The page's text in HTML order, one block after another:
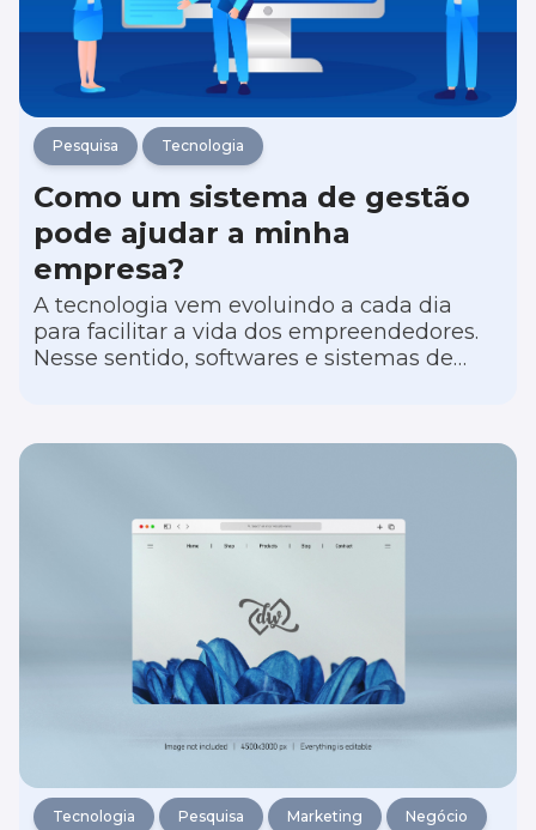
Pesquisa Tecnologia
Como um sistema de gestão
pode ajudar a minha
empresa?
A tecnologia vem evoluindo a cada dia
para facilitar a vida dos empreendedores.
Nesse sentido, softwares e sistemas de
operacionais e auxiliar na visibilidade dos
Tecnologia Pesquisa Marketing Negócio